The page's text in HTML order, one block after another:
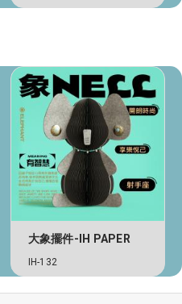
大象擺件-IH PAPER
IH-132